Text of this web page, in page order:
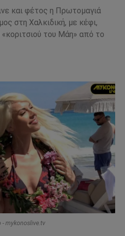
και φέτος η Πρωτομαγιά
στη Χαλκιδική, με κέφι,
του Μάη» από το
- mykonoslive.tv